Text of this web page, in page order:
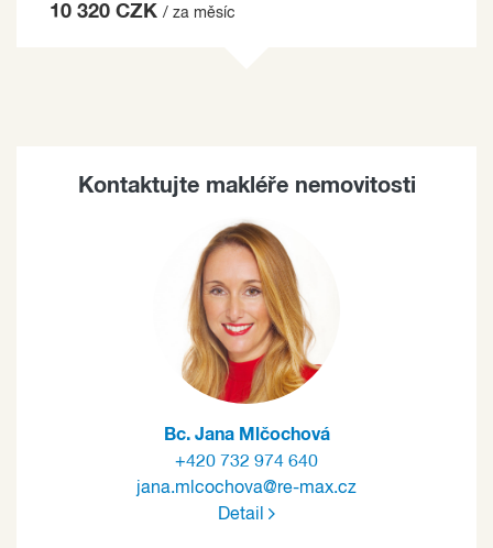
10 320 CZK / za měsíc
Kontaktujte makléře nemovitosti
Bc. Jana Mlčochová
+420 732 974 640
jana.mlcochova@re-max.cz
Detail